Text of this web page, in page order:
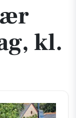
kl.